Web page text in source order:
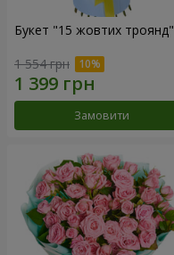
Букет "15 жовтих троянд"
1 554 грн
Замовити